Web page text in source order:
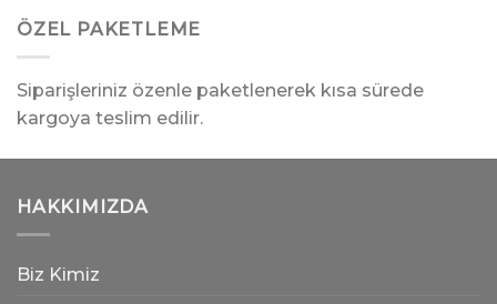
ÖZEL PAKETLEME
Siparişleriniz özenle paketlenerek kısa sürede
kargoya teslim edilir.
HAKKIMIZDA
Biz Kimiz